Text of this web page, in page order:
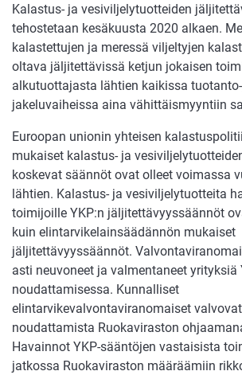
Kalastus- ja vesiviljelytuotteiden
tehostetaan kesäkuusta 2020 alkaen.
kalastettujen ja meressä viljeltyjen
oltava jäljitettävissä ketjun jokaisen
alkutuottajasta lähtien kaikissa
jakeluvaiheissa aina vähittäismyyntiin
Euroopan unionin yhteisen
mukaiset kalastus- ja
koskevat säännöt ovat olleet voimassa
lähtien. Kalastus- ja vesiviljelytuotteita
toimijoille YKP:n jäljitettävyyssäännöt
kuin elintarvikelainsäädännön mukaiset
jäljitettävyyssäännöt.
asti neuvoneet ja valmentaneet yrityksiä
noudattamisessa. Kunnal­liset
elintarvikevalvontaviranomaiset
noudattamista Ruokaviraston
Havainnot YKP-sääntöjen vastaisista
jatkossa Ruokaviraston määräämiin